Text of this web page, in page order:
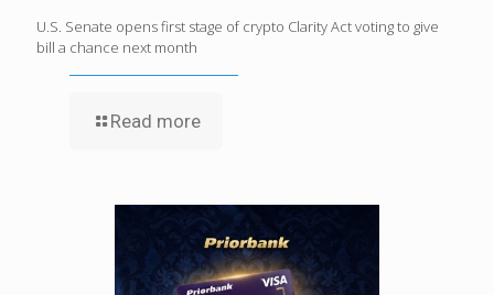
U.S. Senate opens first stage of crypto Clarity Act voting to give
bill a chance next month
Read more